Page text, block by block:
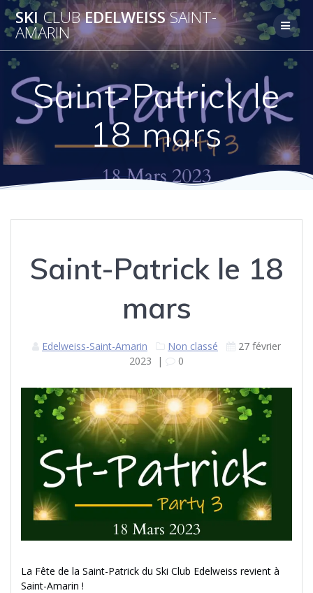
Skip
to
content
SKI CLUBEDELWEISSSAINT-
AMARIN
Saint-Patrick le
18 mars
Saint-Patrick le 18
mars
Edelweiss-Saint-Amarin Non classé
27 février
2023 | 0
La Fête de la Saint-Patrick du Ski Club Edelweiss revient à
Saint-Amarin !